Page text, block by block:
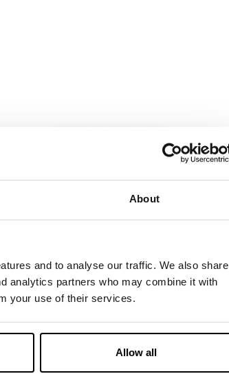
About
and to analyse our traffic. We also share
analytics partners who may combine it with
your use of their services.
Allow all